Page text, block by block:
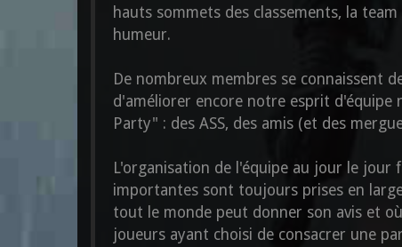
hauts sommets des classements, la
humeur.
De nombreux membres se connaissent
d'améliorer encore notre esprit d'équipe
Party" : des ASS, des amis (et des
L'organisation de l'équipe au jour le jour
importantes sont toujours prises en
tout le monde peut donner son avis et
joueurs ayant choisi de consacrer une